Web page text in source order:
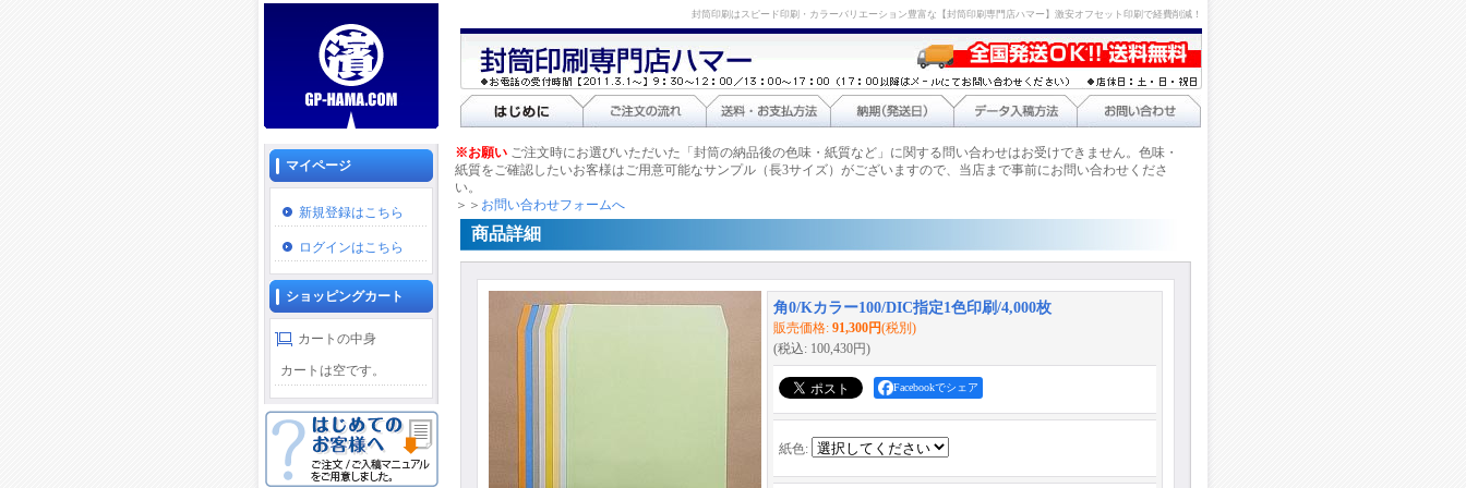
封筒印刷はスピード印刷・カラーバリエーション豊富な【封筒印刷専門店ハマー】激安オフセット印刷で経費削減！
マイページ
新規登録はこちら
ログインはこちら
ショッピングカート
カートの中身
カートは空です。
※お願い ご注文時にお選びいただいた「封筒の納品後の色味・紙質など」に関する問い合わせはお受けできません。色味・
紙質をご確認したいお客様はご用意可能なサンプル（長3サイズ）がございますので、当店まで事前にお問い合わせくださ
い。
＞＞ お問い合わせフォームへ
商品詳細
角0/Kカラー100/DIC指定1色印刷/4,000枚
販売価格: 91,300円(税別)
(税込: 100,430円)
Facebookでシェア
紙色: